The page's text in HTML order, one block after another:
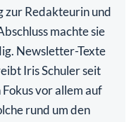
zur Redakteurin und
machte sie
Newsletter-Texte
Iris Schuler seit
vor allem auf
rund um den